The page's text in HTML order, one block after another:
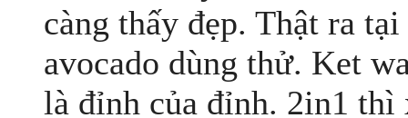
càng thấy đẹp. Thật ra
avocado dùng thử. Ket
là đỉnh của đỉnh. 2in1